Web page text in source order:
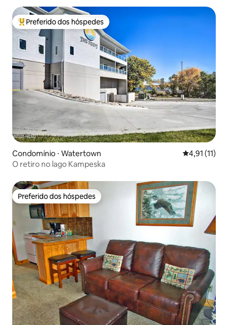
Entre os melhores preferidos dos hóspedes
Preferido dos hóspedes
Condomínio ⋅ Watertown 4,91 de uma
4,91 (11)
O retiro no lago Kampeska
Preferido dos hóspedes
Preferido dos hóspedes